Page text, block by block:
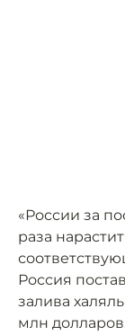
«России за
раза
Россия
залива
млн